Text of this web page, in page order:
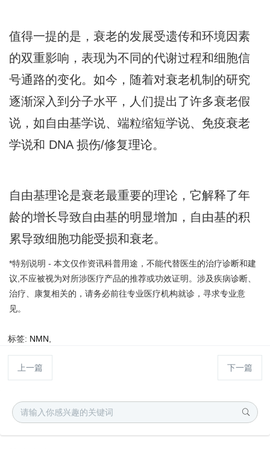
值得一提的是，衰老的发展受遗传和环境因素
的双重影响，表现为不同的代谢过程和细胞信
号通路的变化。如今，随着对衰老机制的研究
逐渐深入到分子水平，人们提出了许多衰老假
说，如自由基学说、端粒缩短学说、免疫衰老
学说和 DNA 损伤/修复理论。
自由基理论是衰老最重要的理论，它解释了年
龄的增长导致自由基的明显增加，自由基的积
累导致细胞功能受损和衰老。
*特别说明 - 本文仅作资讯科普用途，不能代替医生的治疗诊断和建
议,不应被视为对所涉医疗产品的推荐或功效证明。涉及疾病诊断、
治疗、康复相关的，请务必前往专业医疗机构就诊，寻求专业意
见。
标签: NMN
上一篇 下一篇